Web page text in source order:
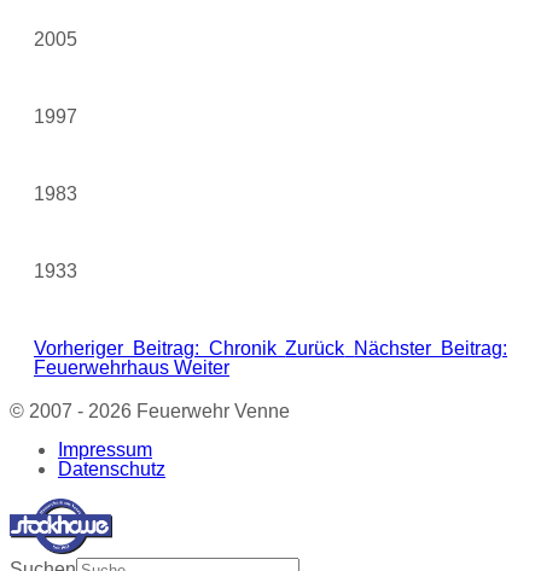
2005
1997
1983
1933
Vorheriger Beitrag: ChronikZurück Nächster Beitrag:
Feuerwehrhaus Weiter
© 2007 - 2026 Feuerwehr Venne
Impressum
Datenschutz